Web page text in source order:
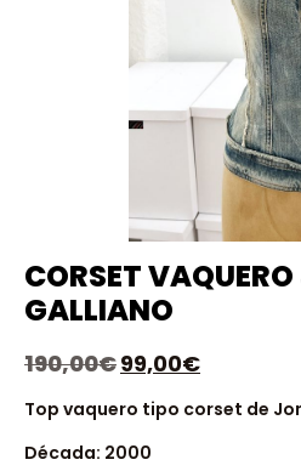
CORSET
GALLIANO
190,00€99,00€
Top vaquero tipo corset de
Década: 2000